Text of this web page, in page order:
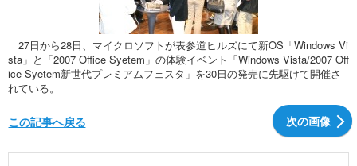
27日から28日、マイクロソフトが表参道ヒルズにて新OS「Windows Vi
sta」と「2007 Office Syetem」の体験イベント「Windows Vista/2007 Off
ice Syetem新世代プレミアムフェスタ」を30日の発売に先駆けて開催さ
れている。
次の画像
この記事へ戻る